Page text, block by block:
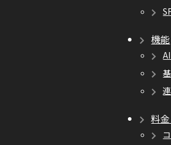
機能
料